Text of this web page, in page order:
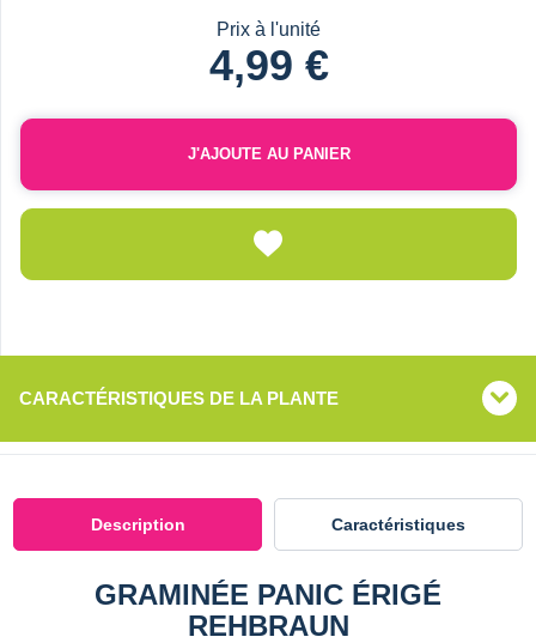
Prix à l'unité
4,99 €
J'AJOUTE AU PANIER
CARACTÉRISTIQUES DE LA PLANTE
Description Caractéristiques
GRAMINÉE PANIC ÉRIGÉ
REHBRAUN